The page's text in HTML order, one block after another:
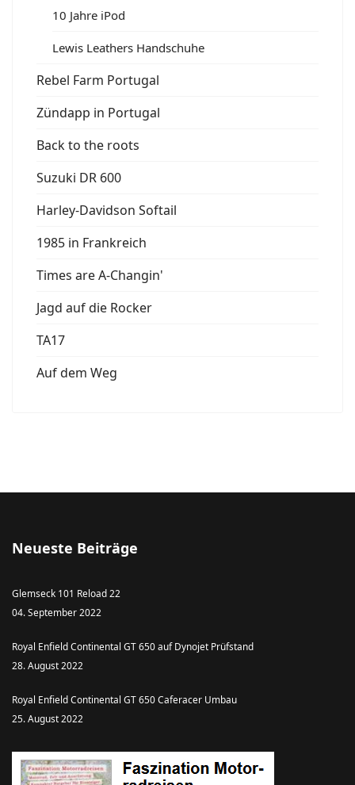
10 Jahre iPod
Lewis Leathers Handschuhe
Rebel Farm Portugal
Zündapp in Portugal
Back to the roots
Suzuki DR 600
Harley-Davidson Softail
1985 in Frankreich
Times are A-Changin'
Jagd auf die Rocker
TA17
Auf dem Weg
Neueste Beiträge
Glemseck 101 Reload 22
04. September 2022
Royal Enfield Continental GT 650 auf Dynojet Prüfstand
28. August 2022
Royal Enfield Continental GT 650 Caferacer Umbau
25. August 2022